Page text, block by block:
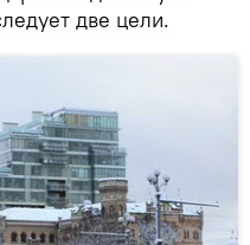
две цели.